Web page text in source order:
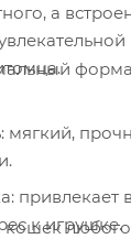
а
мягкий,
привлекает
к игрушке.
любого